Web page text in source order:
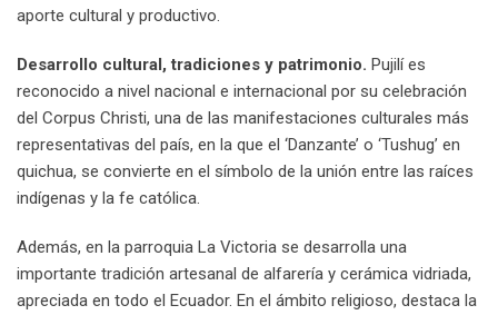
aporte cultural y productivo.
Desarrollo cultural, tradiciones y patrimonio. Pujilí es
reconocido a nivel nacional e internacional por su celebración
del Corpus Christi, una de las manifestaciones culturales más
representativas del país, en la que el ‘Danzante’ o ‘Tushug’ en
quichua, se convierte en el símbolo de la unión entre las raíces
indígenas y la fe católica.
Además, en la parroquia La Victoria se desarrolla una
importante tradición artesanal de alfarería y cerámica vidriada,
apreciada en todo el Ecuador. En el ámbito religioso, destaca la